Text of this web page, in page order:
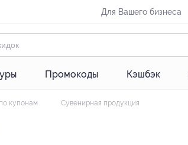
Для Вашего бизнеса
Промокоды Кэшбэк
купонам Сувенирная продукция